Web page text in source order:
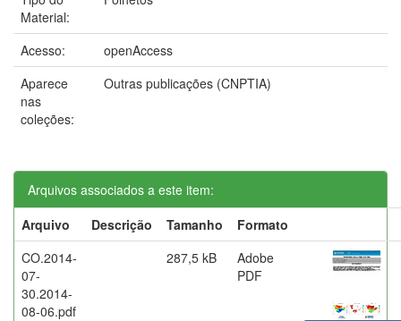
Material:
Acesso:
openAccess
Aparece
nas
coleções:
Outras publicações (CNPTIA)
Arquivos associados a este item:
Arquivo
Descrição Tamanho
Formato
CO.2014-
07-
30.2014-
08-06.pdf
287,5 kB
Adobe
PDF